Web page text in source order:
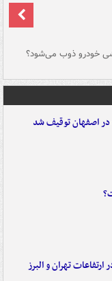
خودرو ذوب می‌شود؟
ارتفاعات تهران و البرز